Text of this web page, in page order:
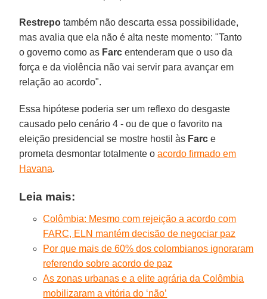
Restrepo também não descarta essa possibilidade,
mas avalia que ela não é alta neste momento: "Tanto
o governo como as Farc entenderam que o uso da
força e da violência não vai servir para avançar em
relação ao acordo".
Essa hipótese poderia ser um reflexo do desgaste
causado pelo cenário 4 - ou de que o favorito na
eleição presidencial se mostre hostil às Farc e
prometa desmontar totalmente oacordo firmado em
Havana.
Leia mais:
Colômbia: Mesmo com rejeição a acordo com
FARC, ELN mantém decisão de negociar paz
Por que mais de 60% dos colombianos ignoraram
referendo sobre acordo de paz
As zonas urbanas e a elite agrária da Colômbia
mobilizaram a vitória do ‘não’